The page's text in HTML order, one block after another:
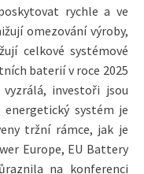
rychle a ve
omezování výroby,
celkové systémové
baterií v roce 2025
investoři jsou
systém je
tržní rámce, jak je
Europe, EU Battery
na konferenci